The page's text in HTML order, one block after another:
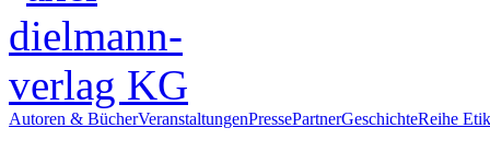
Autoren & BücherVeranstaltungenPressePartnerGeschichteReihe